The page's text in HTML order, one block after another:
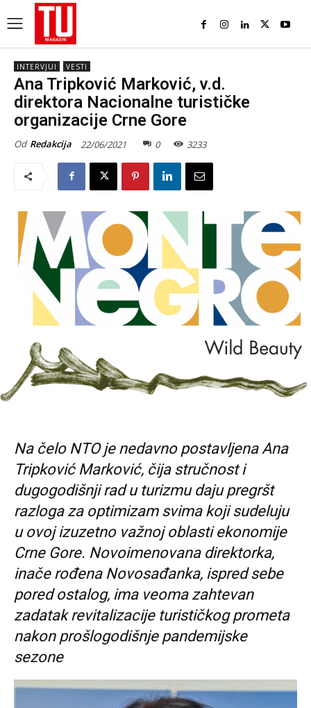
INTERVJUI VESTI
Ana Tripković Marković, v.d.
direktora Nacionalne turističke
organizacije Crne Gore
Od Redakcija 22/06/2021 0 3233
Na čelo NTO je nedavno postavljena Ana
Tripković Marković, čija stručnost i
dugogodišnji rad u turizmu daju pregršt
razloga za optimizam svima koji sudeluju
u ovoj izuzetno važnoj oblasti ekonomije
Crne Gore. Novoimenovana direktorka,
inače rođena Novosađanka, ispred sebe
pored ostalog, ima veoma zahtevan
zadatak revitalizacije turističkog prometa
nakon prošlogodišnje pandemijske
sezone